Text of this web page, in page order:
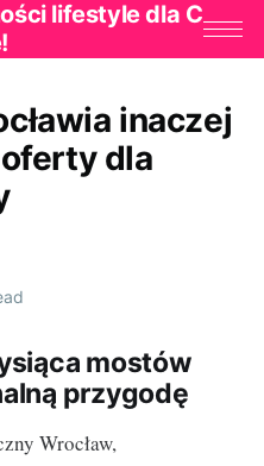
lifestyle dla C
inaczej
dla
mostów
przygodę
Wrocław,